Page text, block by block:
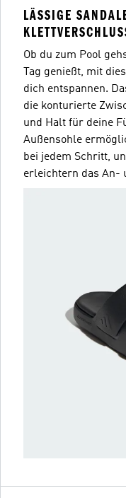
LÄSSIGE
Ob du zum Pool
Tag genießt, mit
dich entspannen.
die konturierte
und Halt für deine
Außensohle
bei jedem Schritt,
erleichtern das An-